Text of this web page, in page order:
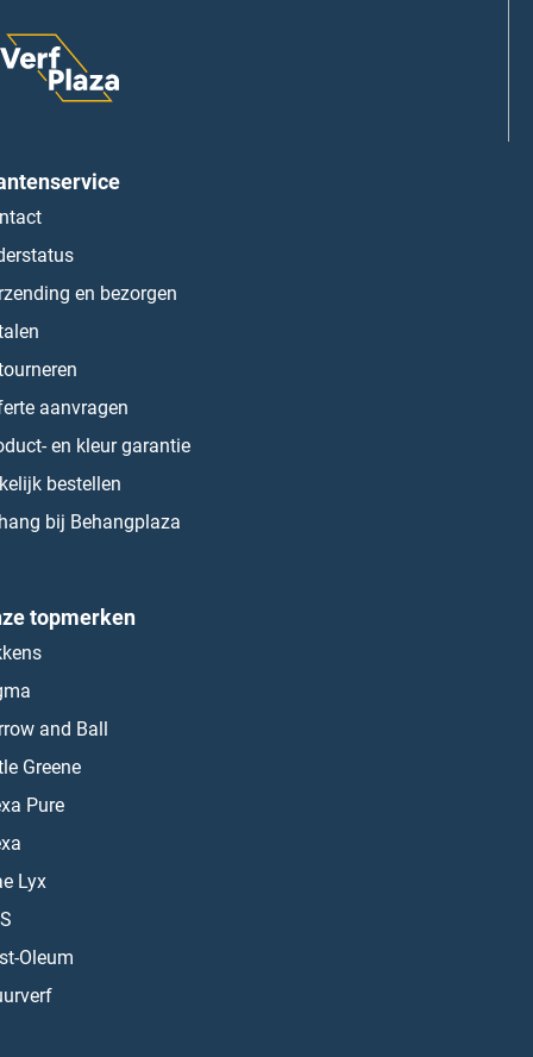
en bezorgen
aanvragen
en kleur garantie
bestellen
bij Behangplaza
topmerken
and Ball
Greene
Pure
Lyx
Oleum